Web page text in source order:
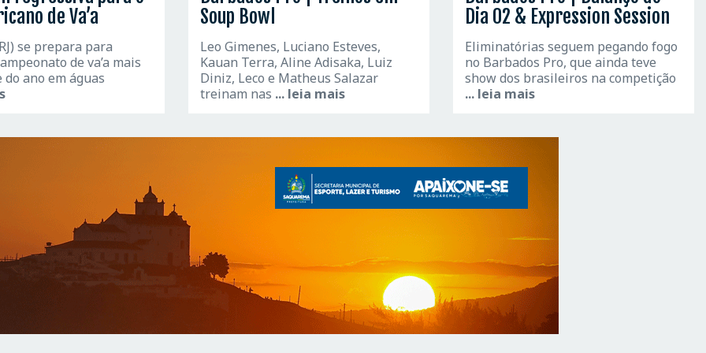
de Va’a
se prepara para
de va’a mais
ano em águas
Soup Bowl
Leo Gimenes, Luciano Esteves,
Kauan Terra, Aline Adisaka, Luiz
Diniz, Leco e Matheus Salazar
treinam nas ... leia mais
Dia 02 & Expression Session
Eliminatórias seguem pegando fogo
no Barbados Pro, que ainda teve
show dos brasileiros na competição
... leia mais